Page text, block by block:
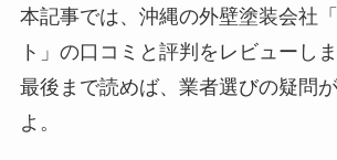
本記事では、沖縄の外壁塗装会社
ト」の口コミと評判をレビューしま
最後まで読めば、業者選びの疑問
よ。